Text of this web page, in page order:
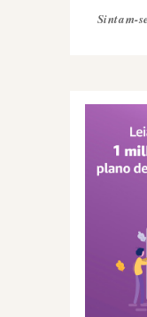
Sintam-